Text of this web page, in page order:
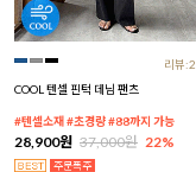
리뷰
COOL 텐셀 핀턱 데님 팬츠
#텐셀소재 #초경량 #88까지 가능
28,900원 37,000원 22%